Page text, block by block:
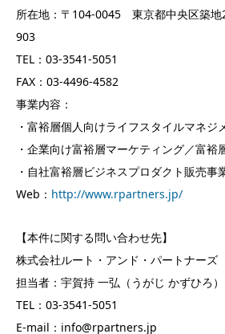
所在地：〒104-0045 東京都中央区築
903
TEL：03-3541-5051
FAX：03-4496-4582
事業内容：
・富裕層個人向けライフスタイルマネジ
・企業向け富裕層マーケティング／富裕
・自社富裕層ビジネスプロダクト販売事
Web： http://www.rpartners.jp/
【本件に関する問い合わせ先】
株式会社ルート・アンド・パートナーズ
担当者：宇賀持 一弘（うがじ かずひろ）
TEL：03-3541-5051
E-mail：info@rpartners.jp